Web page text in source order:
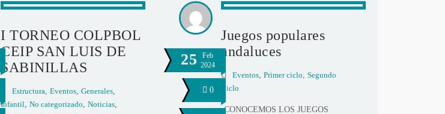
I TORNEO COLPBOL
CEIP SAN LUIS DE
SABINILLAS
Estructura,Eventos,Generales,
Infantil,No categorizado,Noticias,
25
Feb
2024
0
Juegos populares
andaluces
Eventos,Primer ciclo,Segundo
Ciclo
¡CONOCEMOS LOS JUEGOS